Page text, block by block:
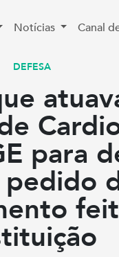
Notícias Canal
DEFESA
para